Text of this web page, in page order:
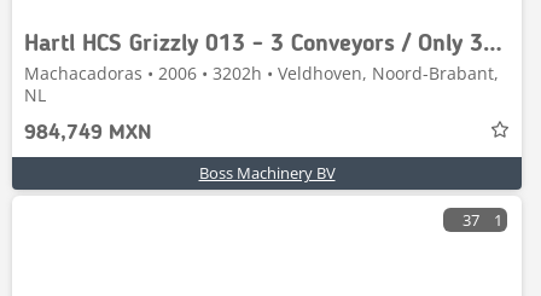
Hartl HCS Grizzly 013 - 3 Conveyors / Only 3202 Hours!
Machacadoras • 2006 • 3202h • Veldhoven, Noord-Brabant,
NL
984,749 MXN
Boss Machinery BV
37 1